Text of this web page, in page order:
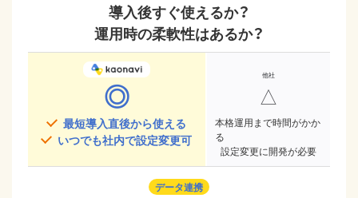
導入後すぐ使えるか？
運用時の柔軟性はあるか？
◎
最短導入直後から使える
いつでも社内で設定変更可
△
本格運用まで時間がかか
る
設定変更に開発が必要
データ連携